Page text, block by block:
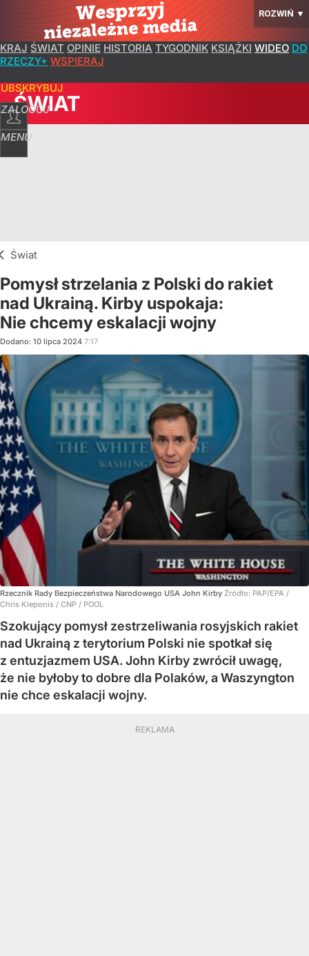
ROZWIŃ ▼
KRAJ ŚWIAT OPINIE HISTORIA TYGODNIK KSIĄŻKI WIDEO DO
RZECZY+ WSPIERAJ
ZALOGUJ
MENU
ŚWIAT
Świat
Pomysł strzelania z Polski do rakiet
nad Ukrainą. Kirby uspokaja:
Nie chcemy eskalacji wojny
Dodano: 10 lipca 2024 7:17
Rzecznik Rady Bezpieczeństwa Narodowego USA John Kirby Źródło: PAP/EPA /
Chris Kleponis / CNP / POOL
Szokujący pomysł zestrzeliwania rosyjskich rakiet
nad Ukrainą z terytorium Polski nie spotkał się
z entuzjazmem USA. John Kirby zwrócił uwagę,
że nie byłoby to dobre dla Polaków, a Waszyngton
nie chce eskalacji wojny.